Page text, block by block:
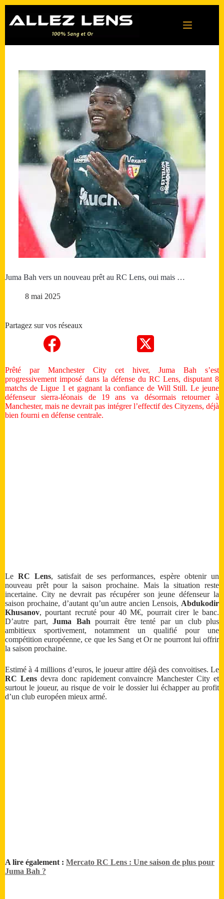
contenu
Juma Bah vers un nouveau prêt au RC Lens, oui mais …
8 mai 2025
Partagez sur vos réseaux
Prêté par Manchester City cet hiver, Juma Bah s’est
progressivement imposé dans la défense du RC Lens, disputant 8
matchs de Ligue 1 et gagnant la confiance de Will Still. Le jeune
défenseur sierra-léonais de 19 ans va désormais retourner à
Manchester, mais ne devrait pas intégrer l’effectif des Cityzens, déjà
bien fourni en défense centrale.
Le RC Lens, satisfait de ses performances, espère obtenir un
nouveau prêt pour la saison prochaine. Mais la situation reste
incertaine. City ne devrait pas récupérer son jeune défenseur la
saison prochaine, d’autant qu’un autre ancien Lensois, Abdukodir
Khusanov, pourtant recruté pour 40 M€, pourrait cirer le banc.
D’autre part, Juma Bah pourrait être tenté par un club plus
ambitieux sportivement, notamment un qualifié pour une
compétition européenne, ce que les Sang et Or ne pourront lui offrir
la saison prochaine.
Estimé à 4 millions d’euros, le joueur attire déjà des convoitises. Le
RC Lensdevra donc rapidement convaincre Manchester City et
surtout le joueur, au risque de voir le dossier lui échapper au profit
d’un club européen mieux armé.
A lire également : Mercato RC Lens : Une saison de plus pour
Juma Bah ?